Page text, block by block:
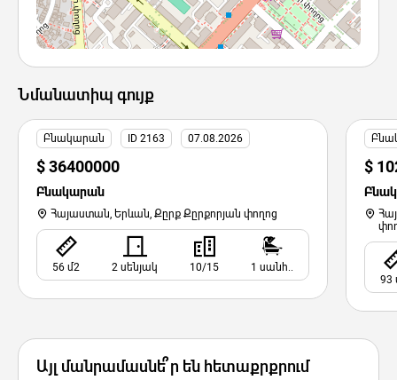
Նմանատիպ գույք
Բնակարան ID 2163 07.08.2026
$ 36400000
Բնակարան
Հայաստան, Երևան, Քըրք Քըրքորյան փողոց
56 մ2 2 սենյակ 10/15 1 սանհ..
$
93
Այլ մանրամասնե՞ր են հետաքրքրում